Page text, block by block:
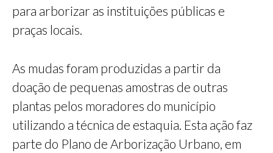
para arborizar as instituições públicas e
praças locais.
As mudas foram produzidas a partir da
doação de pequenas amostras de outras
plantas pelos moradores do município
utilizando a técnica de estaquia. Esta ação faz
parte do Plano de Arborização Urbano, em